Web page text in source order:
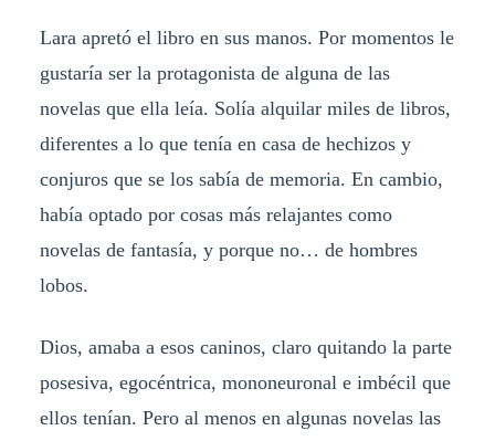
Lara apretó el libro en sus manos. Por momentos le
gustaría ser la protagonista de alguna de las
novelas que ella leía. Solía alquilar miles de libros,
diferentes a lo que tenía en casa de hechizos y
conjuros que se los sabía de memoria. En cambio,
había optado por cosas más relajantes como
novelas de fantasía, y porque no… de hombres
lobos.
Dios, amaba a esos caninos, claro quitando la parte
posesiva, egocéntrica, mononeuronal e imbécil que
ellos tenían. Pero al menos en algunas novelas las